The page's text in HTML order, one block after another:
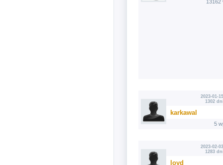
13162
2023-01-
1302
karkawal
5
2023-02-
1283
loyd